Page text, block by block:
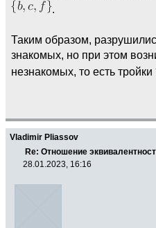
.
Таким образом,
знакомых, но при этом
незнакомых, то есть тройки
Vladimir Pliassov
Re: Отношение
28.01.2023, 16:16